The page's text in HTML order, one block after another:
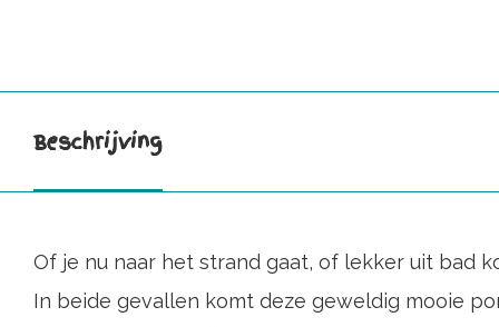
Beschrijving
Of je nu naar het strand gaat, of lekker uit bad
In beide gevallen komt deze geweldig mooie